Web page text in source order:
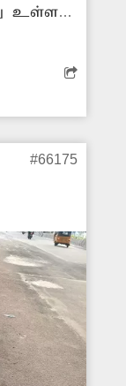
உள்ளது.
பஸ்கள்
அங்கு
நேரம்
மக்கள்
#66175